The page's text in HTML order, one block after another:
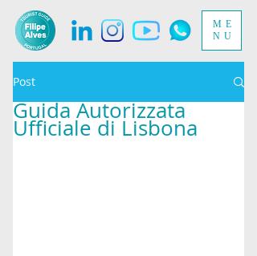
ME
NU
Post
Guida Autorizzata
Ufficiale di Lisbona